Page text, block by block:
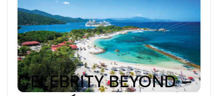
CELEBRITY BEYOND –